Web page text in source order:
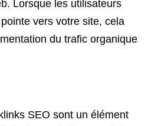
Lorsque les utilisateurs
vers votre site, cela
du trafic organique
SEO sont un élément